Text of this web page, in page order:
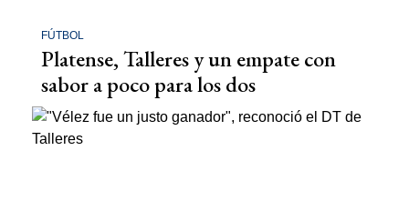
FÚTBOL
Platense, Talleres y un empate con
sabor a poco para los dos